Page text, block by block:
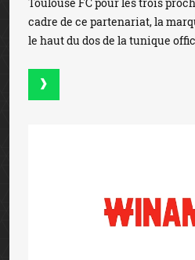
cadre de ce partenariat, la
le haut du dos de la tunique